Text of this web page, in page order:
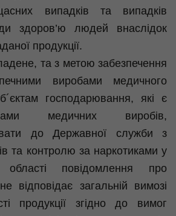
випадків та випадків
здоров’ю людей внаслідок
продукції.
та з метою забезпечення
виробами медичного
господарювання, які є
медичних виробів,
до Державної служби з
та контролю за наркотиками у
області повідомлення про
відповідає загальній вимозі
продукції згідно до вимог